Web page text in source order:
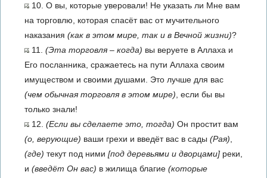
10. О вы, которые уверовали! Не указать ли Мне вам
на торговлю, которая спасёт вас от мучительного
наказания (как в этом мире, так и в Вечной жизни)?
11. (Эта торговля – когда) вы веруете в Аллаха и
Его посланника, сражаетесь на пути Аллаха своим
имуществом и своими душами. Это лучше для вас
(чем обычная торговля в этом мире) , если бы вы
только знали!
12. (Если вы сделаете это, тогда) Он простит вам
(о, верующие) ваши грехи и введёт вас в сады (Рая)
(где) текут под ними [под деревьями и дворцами] реки,
и (введёт Он вас) в жилища благие (которые